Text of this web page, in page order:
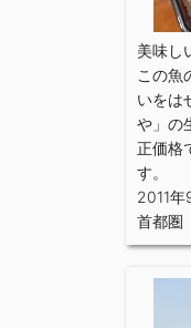
美味し
この魚
いをは
や」の
正価格
す。
2011年
首都圏